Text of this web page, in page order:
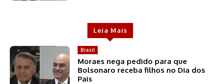
Leia Mais
Brasil
Moraes nega pedido para que
Bolsonaro receba filhos no Dia dos
Pais